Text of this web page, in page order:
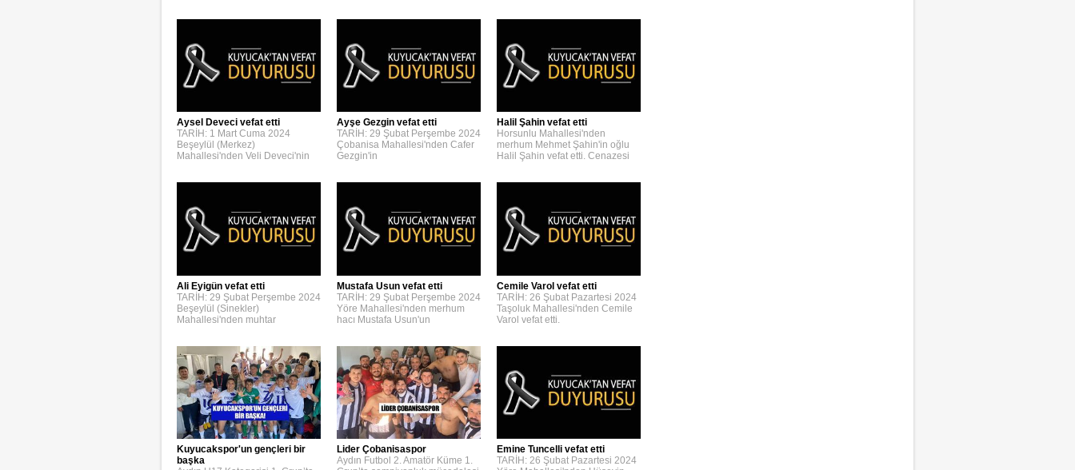
Aysel Deveci vefat etti
TARİH: 1 Mart Cuma 2024
Beşeylül (Merkez)
Mahallesi'nden Veli Deveci'nin
Ayşe Gezgin vefat etti
TARİH: 29 Şubat Perşembe 2024
Çobanisa Mahallesi'nden Cafer
Gezgin'in
Halil Şahin vefat etti
Horsunlu Mahallesi'nden
merhum Mehmet Şahin'in oğlu
Halil Şahin vefat etti. Cenazesi
Ali Eyigün vefat etti
TARİH: 29 Şubat Perşembe 2024
Beşeylül (Sinekler)
Mahallesi'nden muhtar
Mustafa Usun vefat etti
TARİH: 29 Şubat Perşembe 2024
Yöre Mahallesi'nden merhum
hacı Mustafa Usun'un
Cemile Varol vefat etti
TARİH: 26 Şubat Pazartesi 2024
Taşoluk Mahallesi'nden Cemile
Varol vefat etti.
Kuyucakspor'un gençleri bir
başka
Lider Çobanisaspor
Aydın Futbol 2. Amatör Küme 1.
Emine Tuncelli vefat etti
TARİH: 26 Şubat Pazartesi 2024